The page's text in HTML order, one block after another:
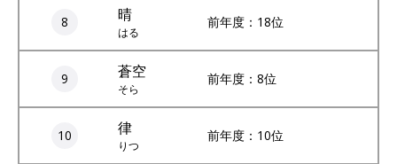
8 晴
はる
前年度：18位
9 蒼空
そら
前年度：8位
10 律
りつ
前年度：10位